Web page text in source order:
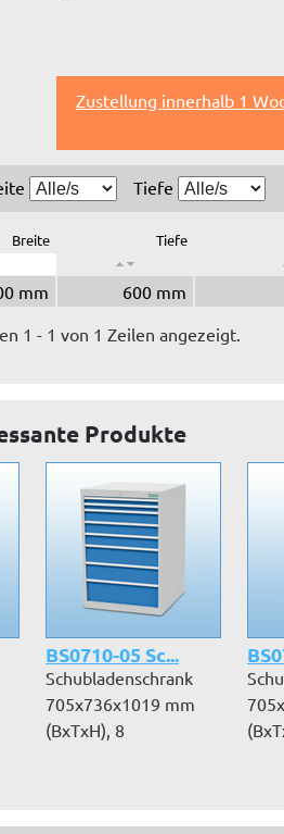
Zustellung innerhalb 1
Tiefe
Breite Tiefe
mm
600 mm
1 - 1 von 1 Zeilen angezeigt.
Produkte
BS0710-05 Sc...
Schubladenschrank
705x736x1019 mm
(BxTxH), 8